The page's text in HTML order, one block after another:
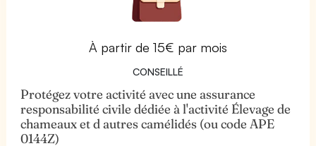
À partir de 15€ par mois
CONSEILLÉ
Protégez votre activité avec une assurance
responsabilité civile dédiée à l'activité Élevage de
chameaux et d autres camélidés (ou code APE
0144Z)